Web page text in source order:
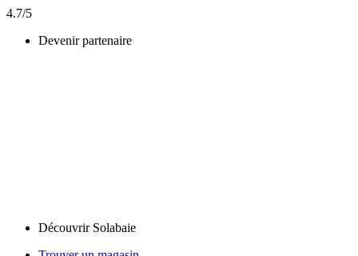
4.7/5
Devenir partenaire
Découvrir Solabaie